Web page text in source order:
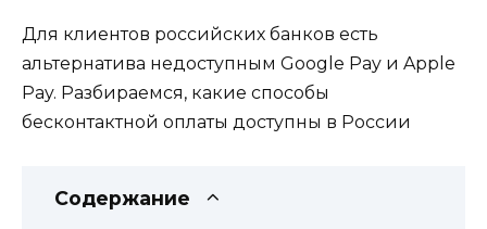
Для клиентов российских банков есть
альтернатива недоступным Google Pay и Apple
Pay. Разбираемся, какие способы
бесконтактной оплаты доступны в России
Содержание